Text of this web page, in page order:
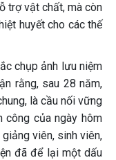
trợ vật chất, mà còn
huyết cho các thế
chụp ảnh lưu niệm
rằng, sau 28 năm,
là cầu nối vững
công của ngày hôm
viên, sinh viên,
đã để lại một dấu